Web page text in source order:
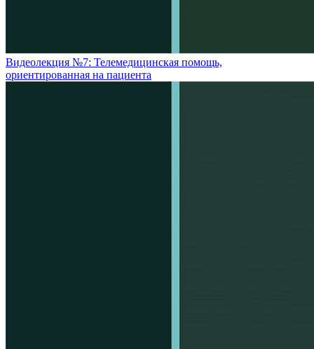
Видеолекция №7: Телемедицинская помощь,
ориентированная на пациента